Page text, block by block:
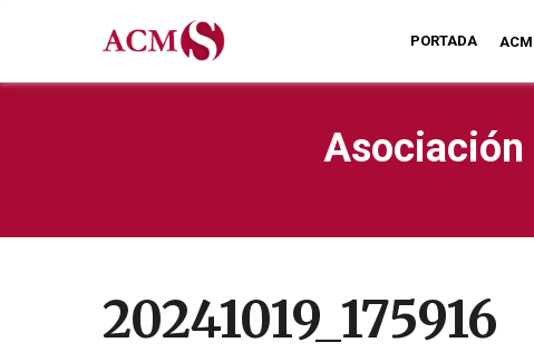
PORTADA
Asociación
20241019_175916